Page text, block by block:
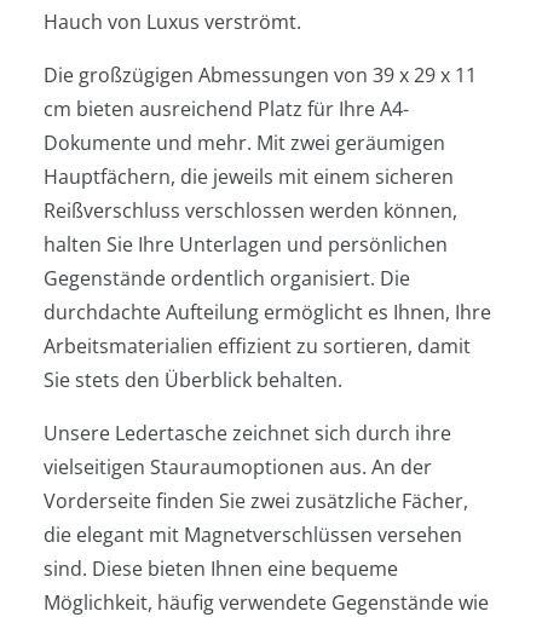
Hauch von Luxus verströmt.
Die großzügigen Abmessungen von 39 x 29 x 11
cm bieten ausreichend Platz für Ihre A4-
Dokumente und mehr. Mit zwei geräumigen
Hauptfächern, die jeweils mit einem sicheren
Reißverschluss verschlossen werden können,
halten Sie Ihre Unterlagen und persönlichen
Gegenstände ordentlich organisiert. Die
durchdachte Aufteilung ermöglicht es Ihnen, Ihre
Arbeitsmaterialien effizient zu sortieren, damit
Sie stets den Überblick behalten.
Unsere Ledertasche zeichnet sich durch ihre
vielseitigen Stauraumoptionen aus. An der
Vorderseite finden Sie zwei zusätzliche Fächer,
die elegant mit Magnetverschlüssen versehen
sind. Diese bieten Ihnen eine bequeme
Möglichkeit, häufig verwendete Gegenstände wie